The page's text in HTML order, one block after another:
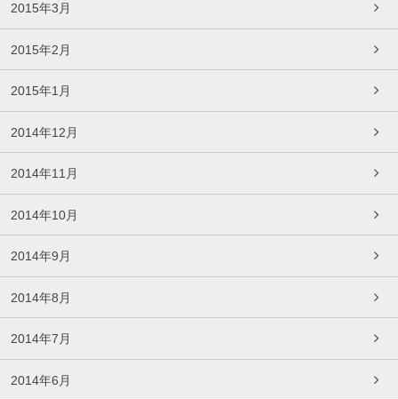
2015年3月
2015年2月
2015年1月
2014年12月
2014年11月
2014年10月
2014年9月
2014年8月
2014年7月
2014年6月